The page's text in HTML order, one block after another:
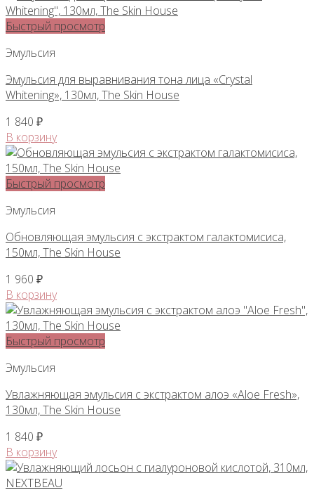
Быстрый просмотр
Эмульсия
Эмульсия для выравнивания тона лица «Crystal
Whitening», 130мл, The Skin House
1 840 ₽
В корзину
Быстрый просмотр
Эмульсия
Обновляющая эмульсия с экстрактом галактомисиса,
150мл, The Skin House
1 960 ₽
В корзину
Быстрый просмотр
Эмульсия
Увлажняющая эмульсия с экстрактом алоэ «Aloe Fresh»,
130мл, The Skin House
1 840 ₽
В корзину